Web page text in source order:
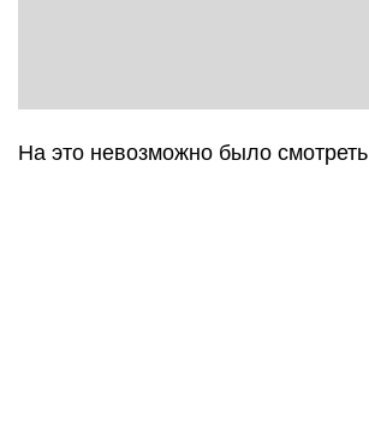
На это невозможно было